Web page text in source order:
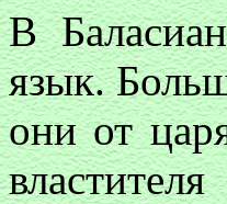
В
язык.
они от